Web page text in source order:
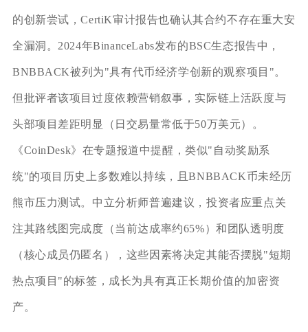
的创新尝试，CertiK审计报告也确认其合约不存在重大安
全漏洞。2024年BinanceLabs发布的BSC生态报告中，
BNBBACK被列为"具有代币经济学创新的观察项目"。
但批评者该项目过度依赖营销叙事，实际链上活跃度与
头部项目差距明显（日交易量常低于50万美元）。
《CoinDesk》在专题报道中提醒，类似"自动奖励系
统"的项目历史上多数难以持续，且BNBBACK币未经历
熊市压力测试。中立分析师普遍建议，投资者应重点关
注其路线图完成度（当前达成率约65%）和团队透明度
（核心成员仍匿名），这些因素将决定其能否摆脱"短期
热点项目"的标签，成长为具有真正长期价值的加密资
产。